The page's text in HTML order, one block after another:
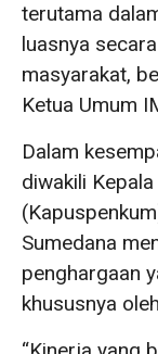
terutama
luasnya
masyarakat,
Ketua Umum
Dalam
diwakili
Sumedana
penghargaan
khususnya